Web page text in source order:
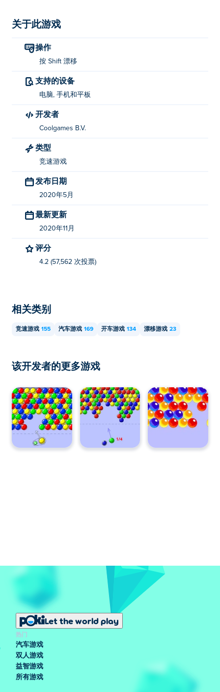
关于此游戏
操作
按 Shift 漂移
支持的设备
电脑, 手机和平板
开发者
Coolgames B.V.
类型
竞速游戏
发布日期
2020年5月
最新更新
2020年11月
评分
4.2 (57,562 次投票)
相关类别
竞速游戏 155 汽车游戏 169 开车游戏 134 漂移游戏 23
该开发者的更多游戏
Let the world play
热门
汽车游戏
双人游戏
益智游戏
所有游戏